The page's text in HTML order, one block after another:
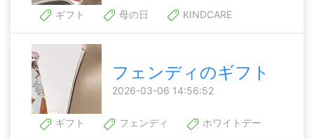
ギフト
母の日 KINDCARE
フェンディのギフト
2026-03-06 14:56:52
ギフト フェンディ ホワイトデー